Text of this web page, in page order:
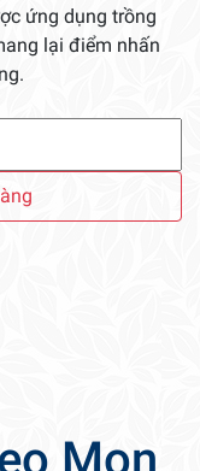
ứng dụng trồng
lại điểm nhấn
Mon